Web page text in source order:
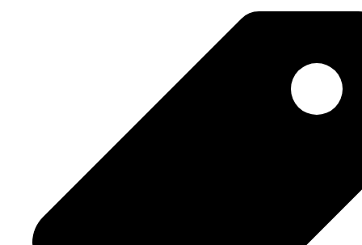
travail"